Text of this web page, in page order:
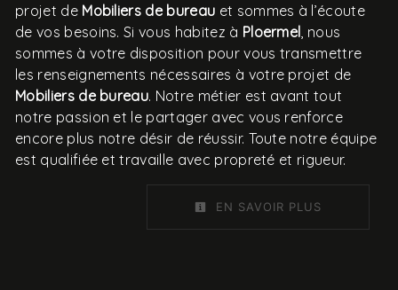
projet de Mobiliers de bureau et sommes à l’écoute
de vos besoins. Si vous habitez à Ploermel , nous
sommes à votre disposition pour vous transmettre
les renseignements nécessaires à votre projet de
Mobiliers de bureau. Notre métier est avant tout
notre passion et le partager avec vous renforce
encore plus notre désir de réussir. Toute notre équipe
est qualifiée et travaille avec propreté et rigueur.
EN SAVOIR PLUS